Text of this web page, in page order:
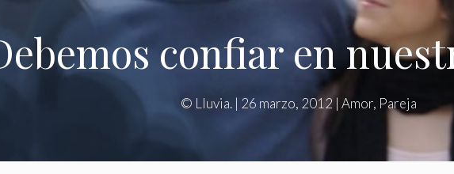
confiar en
© Lluvia. | 26 marzo, 2012 | Amor, Pareja